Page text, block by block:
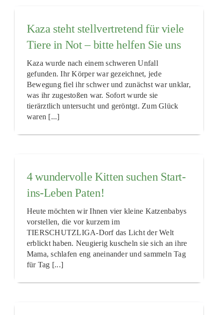
Kaza steht stellvertretend für viele
Tiere in Not – bitte helfen Sie uns
Kaza wurde nach einem schweren Unfall
gefunden. Ihr Körper war gezeichnet, jede
Bewegung fiel ihr schwer und zunächst war unklar,
was ihr zugestoßen war. Sofort wurde sie
tierärztlich untersucht und geröntgt. Zum Glück
waren [...]
4 wundervolle Kitten suchen Start-
ins-Leben Paten!
Heute möchten wir Ihnen vier kleine Katzenbabys
vorstellen, die vor kurzem im
TIERSCHUTZLIGA-Dorf das Licht der Welt
erblickt haben. Neugierig kuscheln sie sich an ihre
Mama, schlafen eng aneinander und sammeln Tag
für Tag [...]